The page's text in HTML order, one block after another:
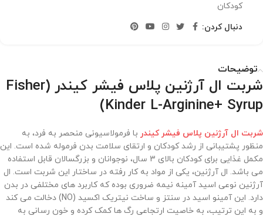
کودکان
دنبال کردن:
توضیحات
شربت ال آرژنین پلاس فیشر کیندر (Fisher
Kinder L-Arginine+ Syrup)
شربت ال آرژنین پلاس فیشر کیندر با فرمولاسیونی منحصر به فرد، به
منظور پشتیبانی از رشد کودکان و ارتقای سلامت بدن فرموله شده است. این
مکمل غذایی برای کودکان بالای 3 سال، نوجوانان و بزرگسالان قابل استفاده
می باشد. ال آرژنین، یکی از مواد به کار رفته در ساختار این شربت است. ال
آرژنین نوعی اسید آمینه نیمه ضروری بوده که کاربرد های مختلفی در بدن
دارد. این آمینو اسید در سنتز و ساخت نیتریک اکسید (NO) دخالت می کند
و به این ترتیب، به خاصیت ارتجاعی رگ ها کمک کرده و خون رسانی به